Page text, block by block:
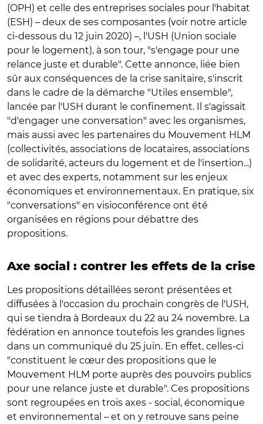
(OPH) et celle des entreprises sociales pour l'habitat
(ESH) – deux de ses composantes (voir notre article
ci-dessous du 12 juin 2020) –, l'USH (Union sociale
pour le logement), à son tour, "s'engage pour une
relance juste et durable". Cette annonce, liée bien
sûr aux conséquences de la crise sanitaire, s'inscrit
dans le cadre de la démarche "Utiles ensemble",
lancée par l'USH durant le confinement. Il s'agissait
"d'engager une conversation" avec les organismes,
mais aussi avec les partenaires du Mouvement HLM
(collectivités, associations de locataires, associations
de solidarité, acteurs du logement et de l'insertion...)
et avec des experts, notamment sur les enjeux
économiques et environnementaux. En pratique, six
"conversations" en visioconférence ont été
organisées en régions pour débattre des
propositions.
Axe social : contrer les effets de la crise
Les propositions détaillées seront présentées et
diffusées à l'occasion du prochain congrès de l'USH,
qui se tiendra à Bordeaux du 22 au 24 novembre. La
fédération en annonce toutefois les grandes lignes
dans un communiqué du 25 juin. En effet, celles-ci
"constituent le cœur des propositions que le
Mouvement HLM porte auprès des pouvoirs publics
pour une relance juste et durable". Ces propositions
sont regroupées en trois axes - social, économique
et environnemental – et on y retrouve sans peine